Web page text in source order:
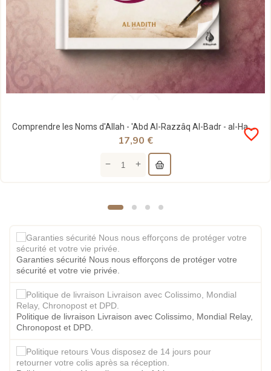
Comprendre les Noms d'Allah - 'Abd Al-Razzâq Al-Badr - al-Hadith
favorite_border
17,90 €
Garanties sécurité Nous nous efforçons de protéger votre
sécurité et votre vie privée.
Politique de livraison Livraison avec Colissimo, Mondial Relay,
Chronopost et DPD.